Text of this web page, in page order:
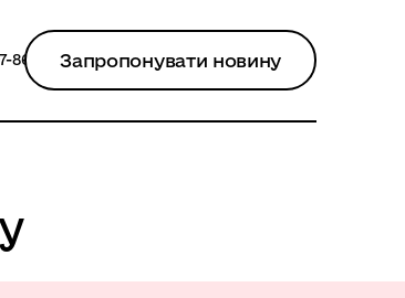
86 Запропонувати новину